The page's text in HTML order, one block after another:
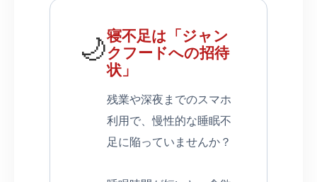
🌙寝不足は「ジャン
クフードへの招待
状」
残業や深夜までのスマホ
利用で、慢性的な睡眠不
足に陥っていませんか？